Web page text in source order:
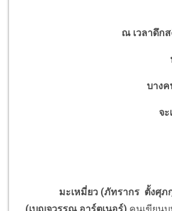
ณ เวลาดึก
บางค
จ
มะเหมี่ยว (ภัทรากร ตั้งศุภ